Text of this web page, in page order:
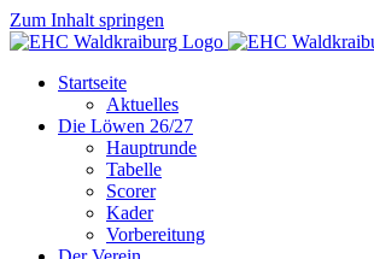
Zum Inhalt springen
Startseite
Aktuelles
Die Löwen 26/27
Hauptrunde
Tabelle
Scorer
Kader
Vorbereitung